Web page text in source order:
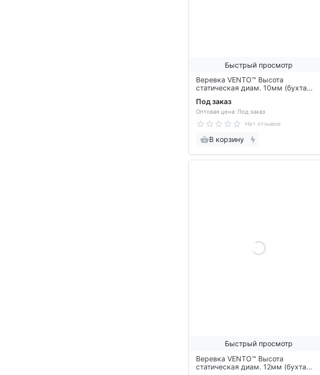
Быстрый просмотр
Веревка VENTO™ Высота
статическая диам. 10мм (бухта
Под заказ
Оптовая цена: Под заказ
Нет отзывов
В корзину
Быстрый просмотр
Веревка VENTO™ Высота
статическая диам. 12мм (бухта